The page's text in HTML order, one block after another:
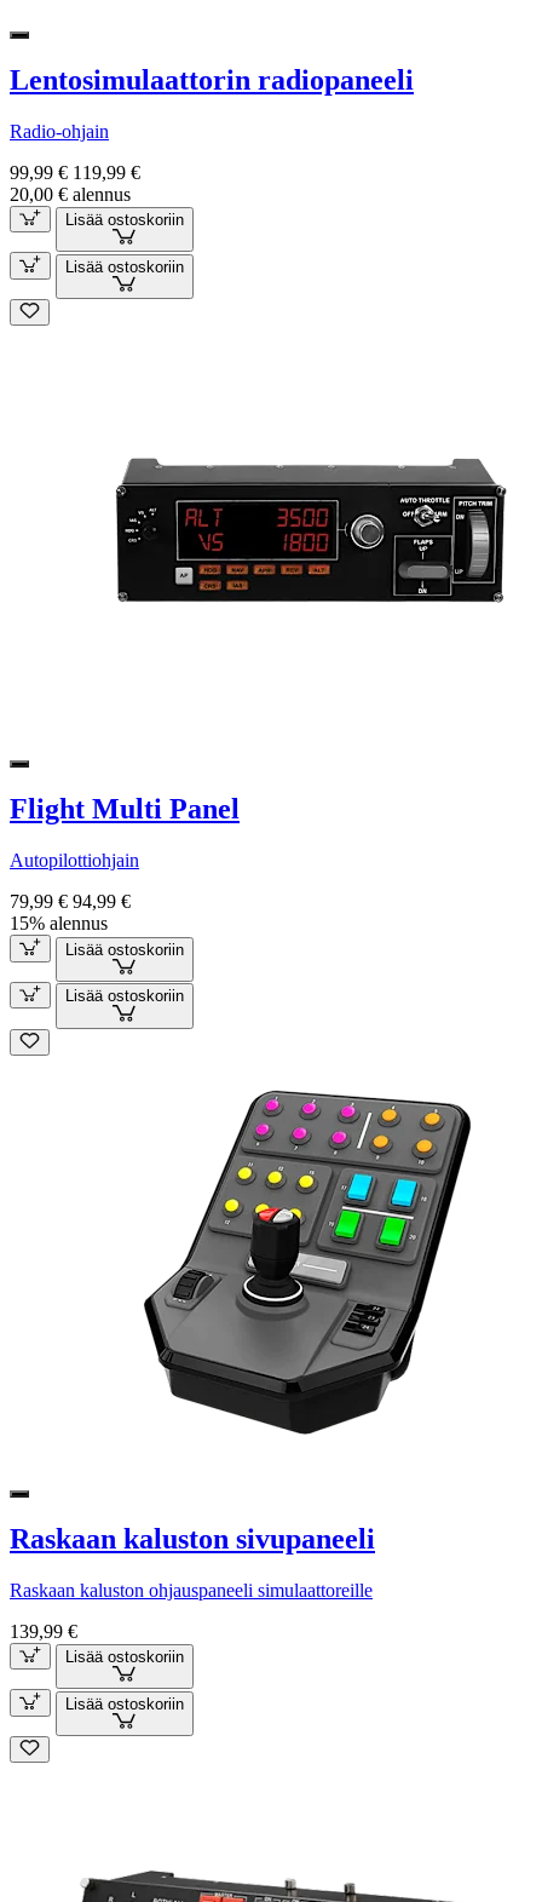
Lentosimulaattorin radiopaneeli
Radio-ohjain
99,99 € 119,99 €
20,00 € alennus
Lisää ostoskoriin
Lisää ostoskoriin
Flight Multi Panel
Autopilottiohjain
79,99 € 94,99 €
15% alennus
Lisää ostoskoriin
Lisää ostoskoriin
Raskaan kaluston sivupaneeli
Raskaan kaluston ohjauspaneeli simulaattoreille
139,99 €
Lisää ostoskoriin
Lisää ostoskoriin